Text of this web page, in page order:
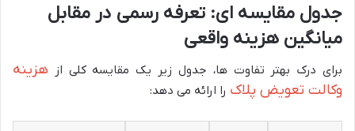
جدول مقایسه ای: تعرفه رسمی در مقابل
میانگین هزینه واقعی
برای درک بهتر تفاوت ها، جدول زیر یک مقایسه کلی از هزینه
وکالت تعویض پلاک را ارائه می دهد: